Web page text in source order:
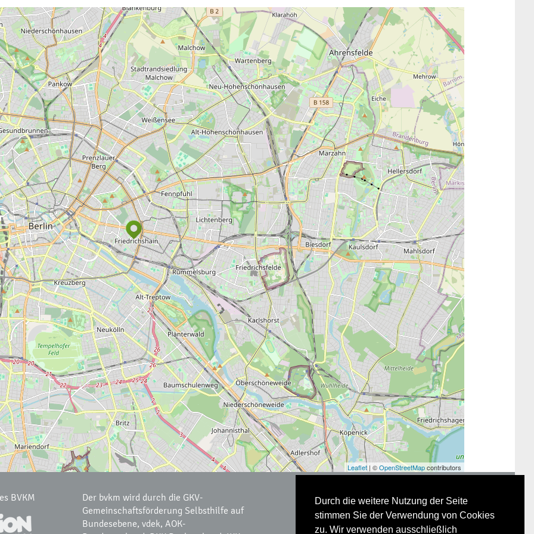
Durch die weitere Nutzung der Seite
stimmen Sie der Verwendung von Cookies
zu. Wir verwenden ausschließlich
Leaflet| ©OpenStreetMapcontributors
BVKM
Der bvkm wird durch die GKV-
Gemeinschaftsförderung Selbsthilfe auf
Bundesebene, vdek, AOK-